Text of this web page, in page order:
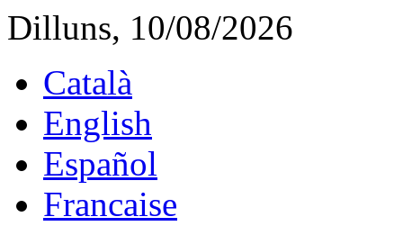
Dilluns, 10/08/2026
Català
English
Español
Francaise